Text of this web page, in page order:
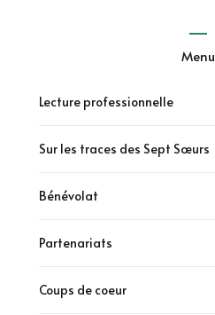
Menu
Lecture professionnelle
Sur les traces des Sept Sœurs
Bénévolat
Partenariats
Coups de coeur